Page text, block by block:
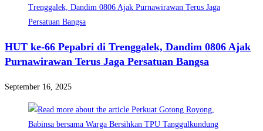
HUT ke-66 Pepabri di Trenggalek, Dandim 0806 Ajak
Purnawirawan Terus Jaga Persatuan Bangsa
September 16, 2025